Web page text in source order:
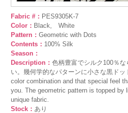
Fabric #： PES9305K-7
Color： Black, White
Pattern：Geometric with Dots
Contents： 100% Silk
Season：
Description：色柄豊富でシルク100％
い。幾何学的なパターンに小さな黒ド
color combination and that special feel
you. The geometric pattern is topped
unique fabric.
Stock：あり